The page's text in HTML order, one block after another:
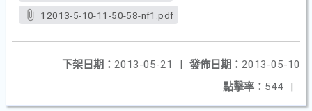
12013-5-10-11-50-58-nf1.pdf
發佈日期： 2013-05-10
下架日期： 2013-05-21
|
點擊率： 544 |